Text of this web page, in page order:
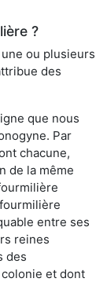
?
ou plusieurs
des
que nous
Par
chacune,
de la même
entre ses
reines
des
et dont